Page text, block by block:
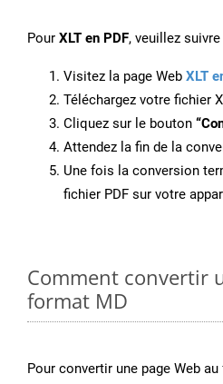
Pour XLT en PDF, veuillez
Visitez la page Web XLT
Téléchargez votre fichier
Cliquez sur le bouton
Attendez la fin de la
Une fois la conversion
fichier PDF sur votre
Comment convertir
format MD
Pour convertir une page Web